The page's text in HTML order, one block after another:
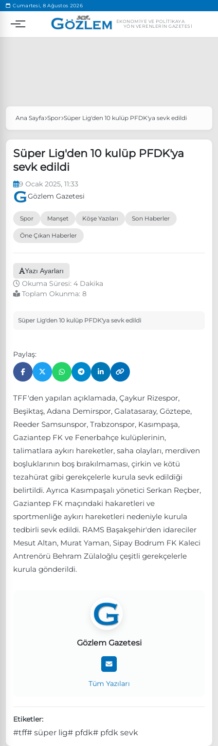
Cumartesi, 8 Ağustos 2026
EKONOMIYE VE POLITIKAYA
YÖN VERENLERIN GAZETESI
Popüler Aramalar
Özgür Özel, Ekrem İmamoğlu’nu ziyaret edecek
Ünlü çift bir etkinliğe daha katılmama kararı aldı
Boykot
Ana Sayfa Spor Süper Lig'den 10 kulüp PFDK'ya sevk edildi
Süper Lig'den 10 kulüp PFDK'ya
sevk edildi
9 Ocak 2025, 11:33
Gözlem Gazetesi
Spor Manşet Köşe Yazıları Son Haberler
Öne Çıkan Haberler
Yazı Ayarları
Okuma Süresi: 4 Dakika
Toplam Okunma: 8
Süper Lig'den 10 kulüp PFDK'ya sevk edildi
Paylaş:
TFF'den yapılan açıklamada, Çaykur Rizespor,
Beşiktaş, Adana Demirspor, Galatasaray, Göztepe,
Reeder Samsunspor, Trabzonspor, Kasımpaşa,
Gaziantep FK ve Fenerbahçe kulüplerinin,
talimatlara aykırı hareketler, saha olayları, merdiven
boşluklarının boş bırakılmaması, çirkin ve kötü
tezahürat gibi gerekçelerle kurula sevk edildiği
belirtildi. Ayrıca Kasımpaşalı yönetici Serkan Reçber,
Gaziantep FK maçındaki hakaretleri ve
sportmenliğe aykırı hareketleri nedeniyle kurula
tedbirli sevk edildi. RAMS Başakşehir'den idareciler
Mesut Altan, Murat Yaman, Sipay Bodrum FK Kaleci
Antrenörü Behram Zülaloğlu çeşitli gerekçelerle
kurula gönderildi.
Gözlem Gazetesi
Tüm Yazıları
Etiketler:
#tff# süper lig# pfdk# pfdk sevk